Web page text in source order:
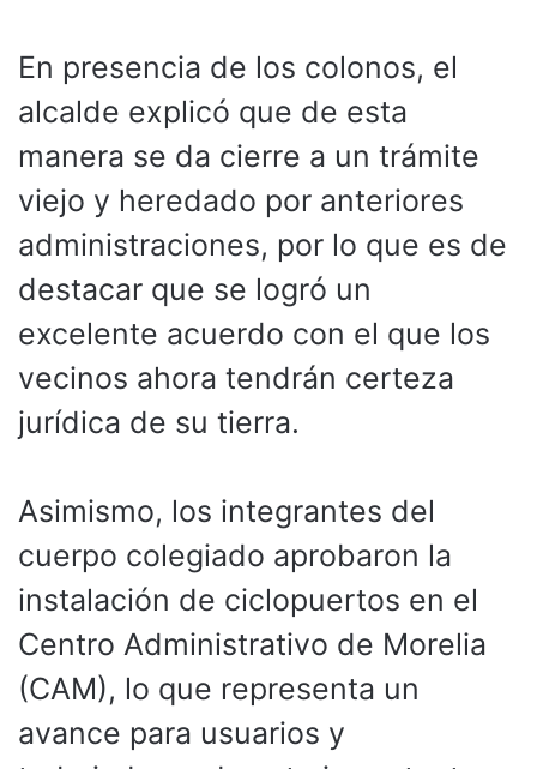
En presencia de los colonos, el
alcalde explicó que de esta
manera se da cierre a un trámite
viejo y heredado por anteriores
administraciones, por lo que es de
destacar que se logró un
excelente acuerdo con el que los
vecinos ahora tendrán certeza
jurídica de su tierra.
Asimismo, los integrantes del
cuerpo colegiado aprobaron la
instalación de ciclopuertos en el
Centro Administrativo de Morelia
(CAM), lo que representa un
avance para usuarios y